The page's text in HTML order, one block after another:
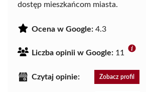
dostęp mieszkańcom miasta.
Ocena w Google: 4.3
Liczba opinii w Google: 11
Czytaj opinie: Zobacz profil